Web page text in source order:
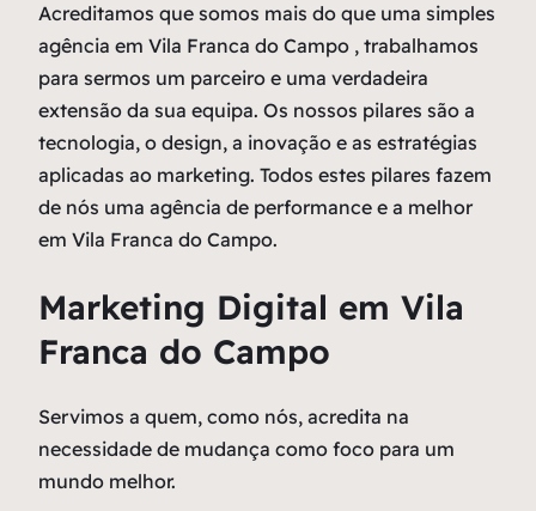
Acreditamos que somos mais do que uma simples
agência em Vila Franca do Campo , trabalhamos
para sermos um parceiro e uma verdadeira
extensão da sua equipa. Os nossos pilares são a
tecnologia, o design, a inovação e as estratégias
aplicadas ao marketing. Todos estes pilares fazem
de nós uma agência de performance e a melhor
em Vila Franca do Campo.
Marketing Digital em Vila
Franca do Campo
Servimos a quem, como nós, acredita na
necessidade de mudança como foco para um
mundo melhor.